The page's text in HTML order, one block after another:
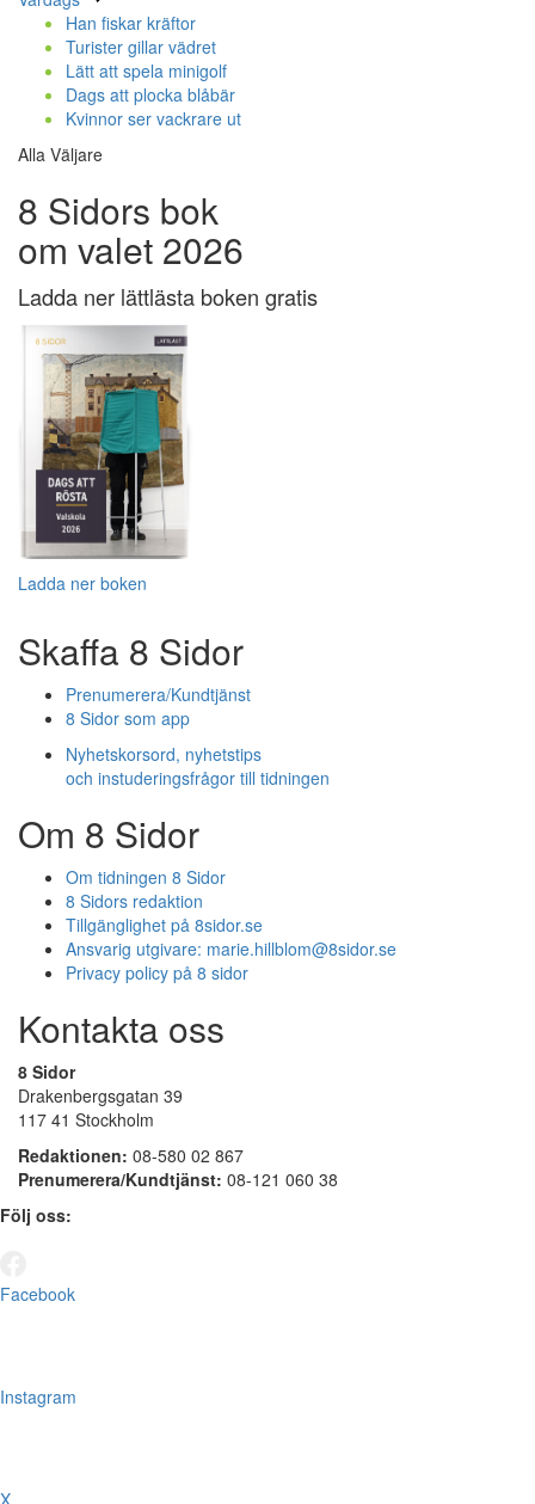
Han fiskar kräftor
Turister gillar vädret
Lätt att spela minigolf
Dags att plocka blåbär
Kvinnor ser vackrare ut
Alla Väljare
8 Sidors bok
om valet 2026
Ladda ner lättlästa boken gratis
Ladda ner boken
Skaffa 8 Sidor
Prenumerera/Kundtjänst
8 Sidor som app
Nyhetskorsord, nyhetstips
och instuderingsfrågor till tidningen
Om 8 Sidor
Om tidningen 8 Sidor
8 Sidors redaktion
Tillgänglighet på 8sidor.se
Ansvarig utgivare: marie.hillblom@8sidor.se
Privacy policy på 8 sidor
Kontakta oss
8 Sidor
Drakenbergsgatan 39
117 41 Stockholm
Redaktionen: 08-580 02 867
Prenumerera/Kundtjänst: 08-121 060 38
Följ oss:
Facebook
Instagram